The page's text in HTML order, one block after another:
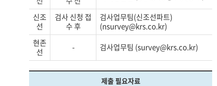
신조
선
검사 신청 접
수 후
검사업무팀(신조선파트)
(nsurvey@krs.co.kr)
현존
선
- 검사업무팀 (survey@krs.co.kr)
제출 필요자료